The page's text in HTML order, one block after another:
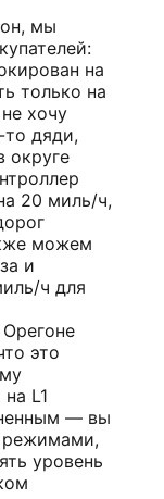
мы
на
только на
хочу
то дяди,
округе
20 миль/ч,
можем
и
ч для
это
L1
— вы
режимами,
уровень